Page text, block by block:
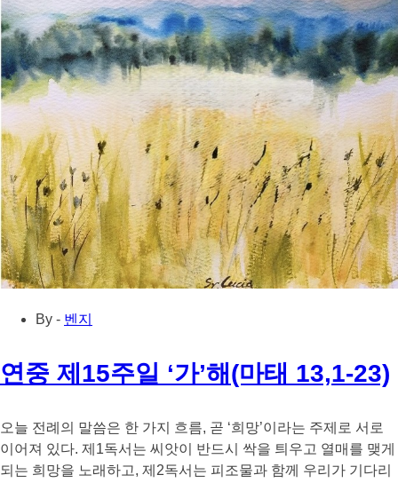
By - 벤지
연중 제15주일 ‘가’해(마태 13,1-23)
오늘 전례의 말씀은 한 가지 흐름, 곧 ‘희망’이라는 주제로 서로
이어져 있다. 제1독서는 씨앗이 반드시 싹을 틔우고 열매를 맺게
되는 희망을 노래하고, 제2독서는 피조물과 함께 우리가 기다리